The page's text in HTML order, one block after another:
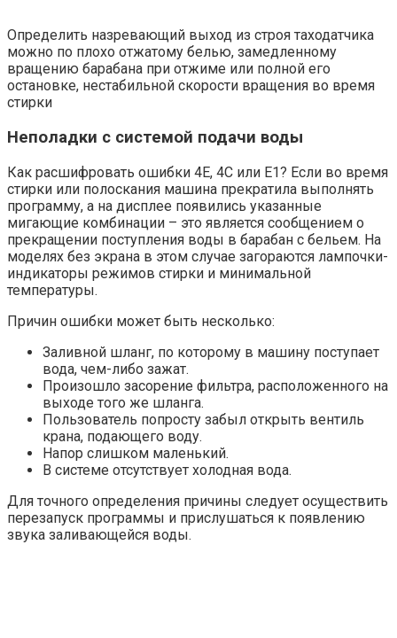
Определить назревающий выход из строя таходатчика
можно по плохо отжатому белью, замедленному
вращению барабана при отжиме или полной его
остановке, нестабильной скорости вращения во время
стирки
Неполадки с системой подачи воды
Как расшифровать ошибки 4Е, 4С или Е1? Если во время
стирки или полоскания машина прекратила выполнять
программу, а на дисплее появились указанные
мигающие комбинации – это является сообщением о
прекращении поступления воды в барабан с бельем. На
моделях без экрана в этом случае загораются лампочки-
индикаторы режимов стирки и минимальной
температуры.
Причин ошибки может быть несколько:
Заливной шланг, по которому в машину поступает
вода, чем-либо зажат.
Произошло засорение фильтра, расположенного на
выходе того же шланга.
Пользователь попросту забыл открыть вентиль
крана, подающего воду.
Напор слишком маленький.
В системе отсутствует холодная вода.
Для точного определения причины следует осуществить
перезапуск программы и прислушаться к появлению
звука заливающейся воды.